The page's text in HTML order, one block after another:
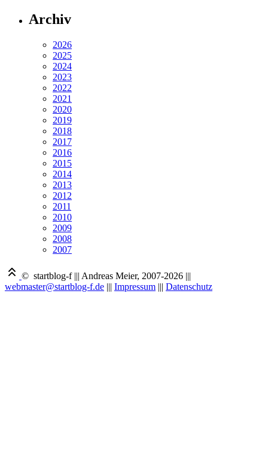
Archiv
2026
2025
2024
2023
2022
2021
2020
2019
2018
2017
2016
2015
2014
2013
2012
2011
2010
2009
2008
2007
© startblog-f ||| Andreas Meier, 2007-2026 |||
webmaster@startblog-f.de ||| Impressum ||| Datenschutz